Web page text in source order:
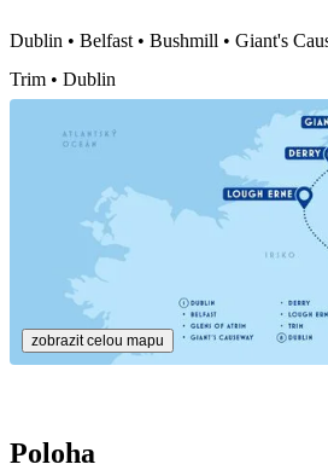
Dublin • Belfast • Bushmill • Giant's
Trim • Dublin
zobrazit celou mapu
Poloha